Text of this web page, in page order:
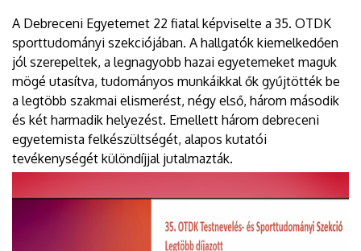
A Debreceni Egyetemet 22 fiatal képviselte a 35. OTDK
sporttudományi szekciójában. A hallgatók kiemelkedően
jól szerepeltek, a legnagyobb hazai egyetemeket maguk
mögé utasítva, tudományos munkáikkal ők gyűjtötték be
a legtöbb szakmai elismerést, négy első, három második
és két harmadik helyezést. Emellett három debreceni
egyetemista felkészültségét, alapos kutatói
tevékenységét különdíjjal jutalmazták.